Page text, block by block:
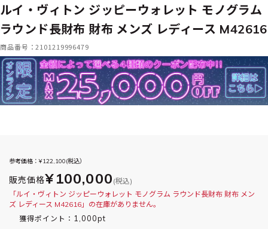
ルイ・ヴィトン ジッピーウォレット モノグラム
ラウンド長財布 財布 メンズ レディース M42616
商品番号：2101219996479
参考価格：¥122,100(税込）
販売価格¥100,000 (税込)
「ルイ・ヴィトン ジッピーウォレット モノグラム ラウンド長財布 財布 メン
ズ レディース M42616」の在庫がありません。
獲得ポイント： 1,000pt